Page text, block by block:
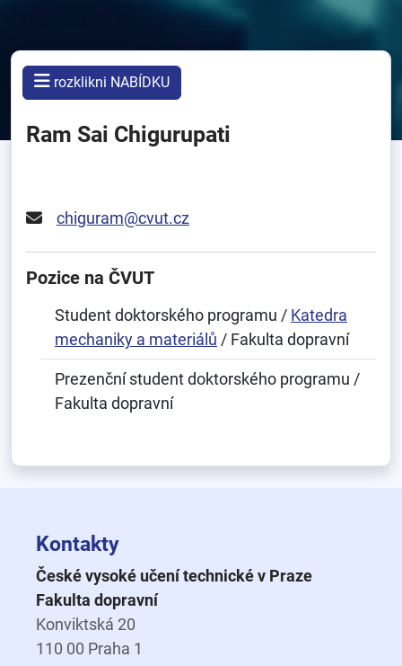
rozklikni NABÍDKU
Ram Sai Chigurupati
chiguram@cvut.cz
Pozice na ČVUT
Student doktorského programu / Katedra
mechaniky a materiálů / Fakulta dopravní
Prezenční student doktorského programu /
Fakulta dopravní
Kontakty
České vysoké učení technické v Praze
Fakulta dopravní
Konviktská 20
110 00 Praha 1